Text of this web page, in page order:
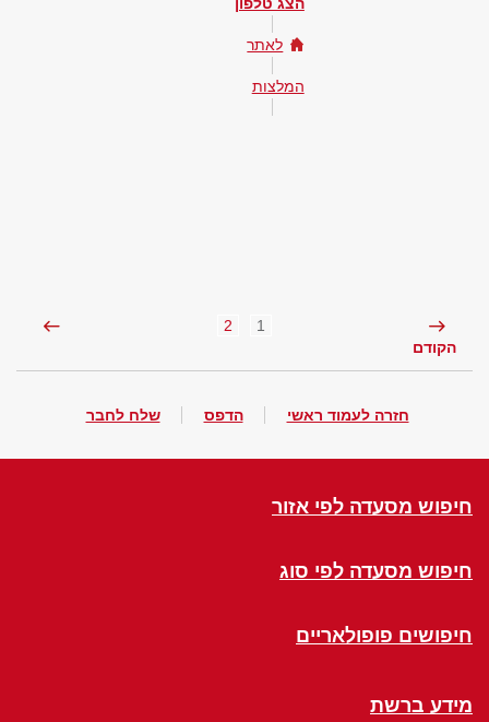
לאתר
המלצות
הקודם
1
2
חזרה לעמוד ראשי הדפס שלח לחבר
חיפוש מסעדה לפי אזור
חיפוש מסעדה לפי סוג
חיפושים פופולאריים
מידע ברשת